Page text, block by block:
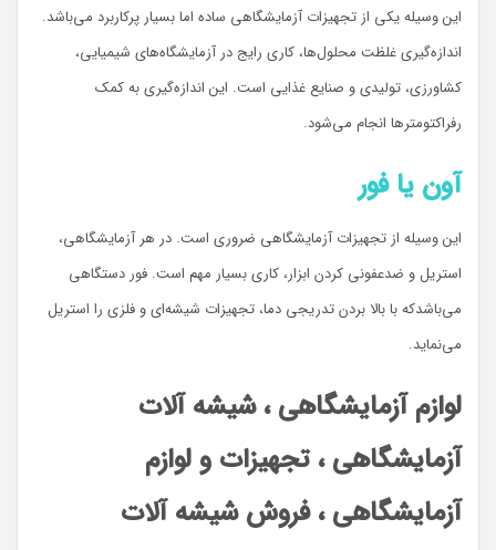
این وسیله یکی از تجهیزات آزمایشگاهی ساده اما بسیار پرکاربرد می‌باشد.
اندازه‌گیری غلظت محلول‌ها، کاری رایج در آزمایشگاه‌های شیمیایی،
کشاورزی،‌ تولیدی و صنایع غذایی است. این اندازه‌گیری به کمک
رفراکتومترها انجام می‌شود.
آون یا فور
این وسیله از تجهیزات آزمایشگاهی ضروری است. در هر آزمایشگاهی،
استریل و ضدعفونی کردن ابزار،‌ کاری بسیار مهم است. فور دستگاهی
می‌باشدکه با بالا بردن تدریجی دما،‌ تجهیزات شیشه‌ای و فلزی را استریل
می‌نماید.
لوازم آزمایشگاهی ، شیشه آلات
آزمایشگاهی ، تجهیزات و لوازم
آزمایشگاهی ، فروش شیشه آلات